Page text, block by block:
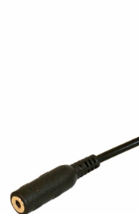
Auf Lager